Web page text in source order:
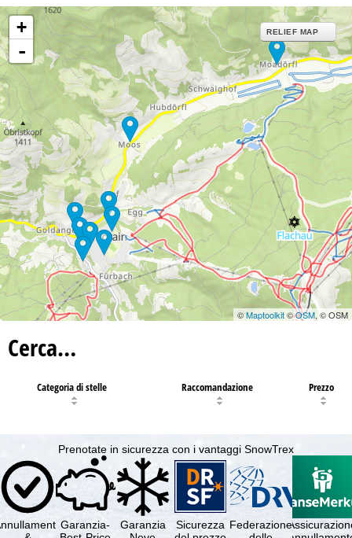
+
-
RELIEF MAP
©Maptoolkit©OSM, © OSM
Cerca…
Categoria di stelle Raccomandazione Prezzo
Prenotate in sicurezza con i vantaggi SnowTrex
Garanzia-
Garanzia
Sicurezza Federazione